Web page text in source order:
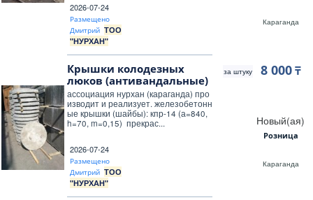
Караганда
2026-07-24
Размещено
Дмитрий ТОО
"НУРХАН"
Крышки колодезных
люков (антивандальные)
за штуку 8 000₸
ассоциация нурхан (караганда) про
изводит и реализует. железобетонн
ые крышки (шайбы): кпр-14 (а=840,
h=70, m=0,15) прекрас...
Новый(ая)
Розница
Караганда
2026-07-24
Размещено
Дмитрий ТОО
"НУРХАН"